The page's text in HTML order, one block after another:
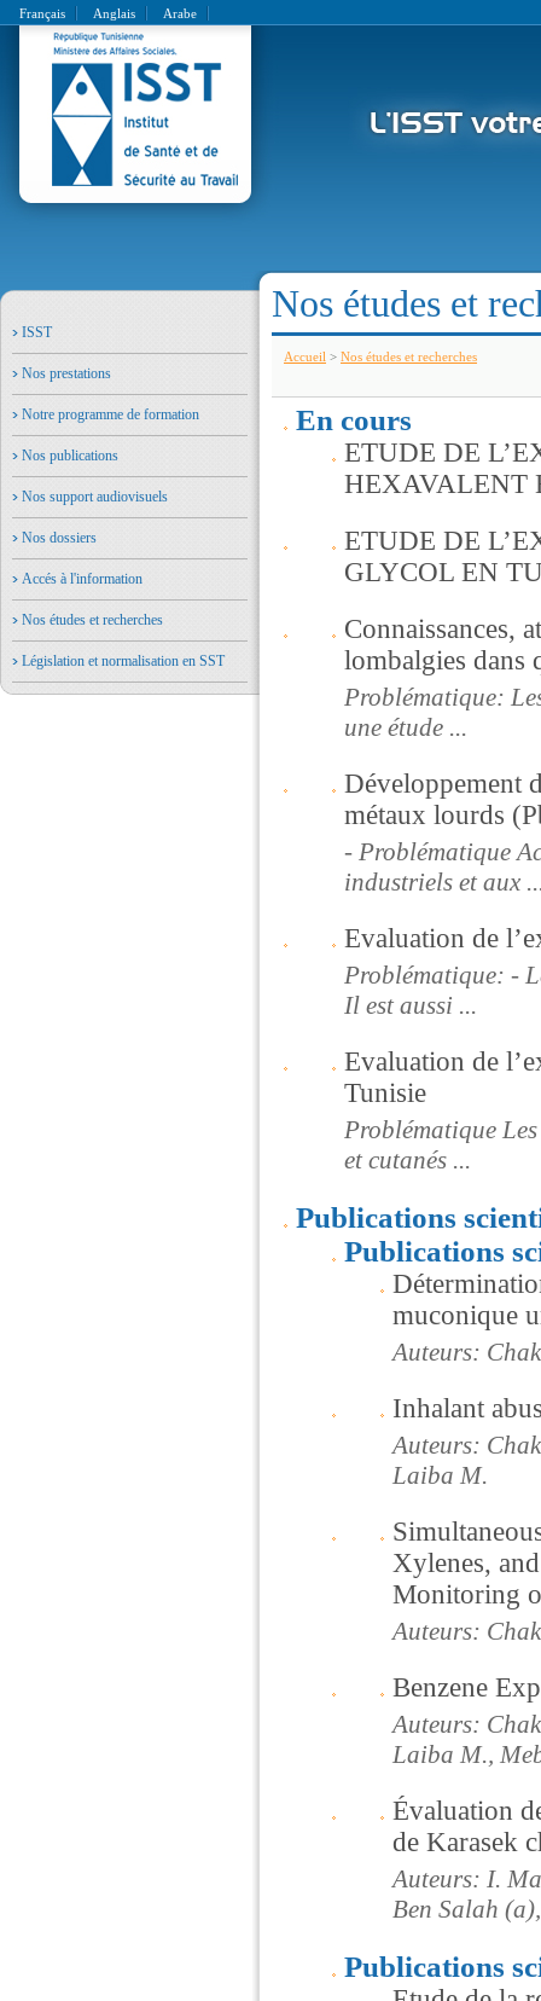
Français Anglais Arabe
ISST
Nos prestations
Notre programme de formation
Nos publications
Nos support audiovisuels
Nos dossiers
Accés à l'information
Nos études et recherches
Législation et normalisation en SST
Nos études et
Accueil > Nos études et recherches
En cours
ETUDE DE
HEXAVALENT
ETUDE DE
GLYCOL EN
Connaissances,
lombalgies dans
Problématique:
une étude ...
Développement
métaux lourds
- Problématique
industriels et aux
Evaluation de
Problématique: -
Il est aussi ...
Evaluation de
Tunisie
Problématique
et cutanés ...
Publications
Publications
muconique
Auteurs:
Inhalant
Auteurs:
Laiba M.
Xylenes,
Monitoring
Auteurs:
Benzene
Auteurs:
Laiba M.,
Évaluation
de Karasek
Auteurs: I.
Ben Salah
Publications